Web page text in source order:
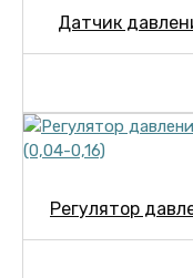
Датчик
Регулятор